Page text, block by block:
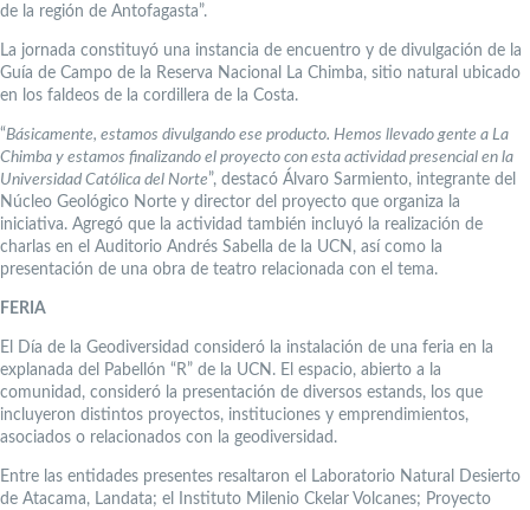
de la región de Antofagasta”.
La jornada constituyó una instancia de encuentro y de divulgación de la
Guía de Campo de la Reserva Nacional La Chimba, sitio natural ubicado
en los faldeos de la cordillera de la Costa.
“Básicamente, estamos divulgando ese producto. Hemos llevado gente a La
Chimba y estamos finalizando el proyecto con esta actividad presencial en la
Universidad Católica del Norte”, destacó Álvaro Sarmiento, integrante del
Núcleo Geológico Norte y director del proyecto que organiza la
iniciativa. Agregó que la actividad también incluyó la realización de
charlas en el Auditorio Andrés Sabella de la UCN, así como la
presentación de una obra de teatro relacionada con el tema.
FERIA
El Día de la Geodiversidad consideró la instalación de una feria en la
explanada del Pabellón “R” de la UCN. El espacio, abierto a la
comunidad, consideró la presentación de diversos estands, los que
incluyeron distintos proyectos, instituciones y emprendimientos,
asociados o relacionados con la geodiversidad.
Entre las entidades presentes resaltaron el Laboratorio Natural Desierto
de Atacama, Landata; el Instituto Milenio Ckelar Volcanes; Proyecto